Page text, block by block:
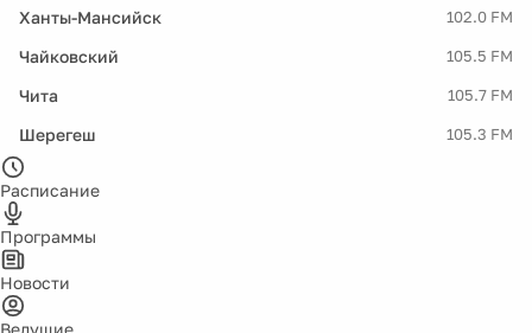
Ханты-Мансийск 102.0 FM
Чайковский 105.5 FM
Чита 105.7 FM
Шерегеш 105.3 FM
Расписание
Программы
Новости
Ведущие